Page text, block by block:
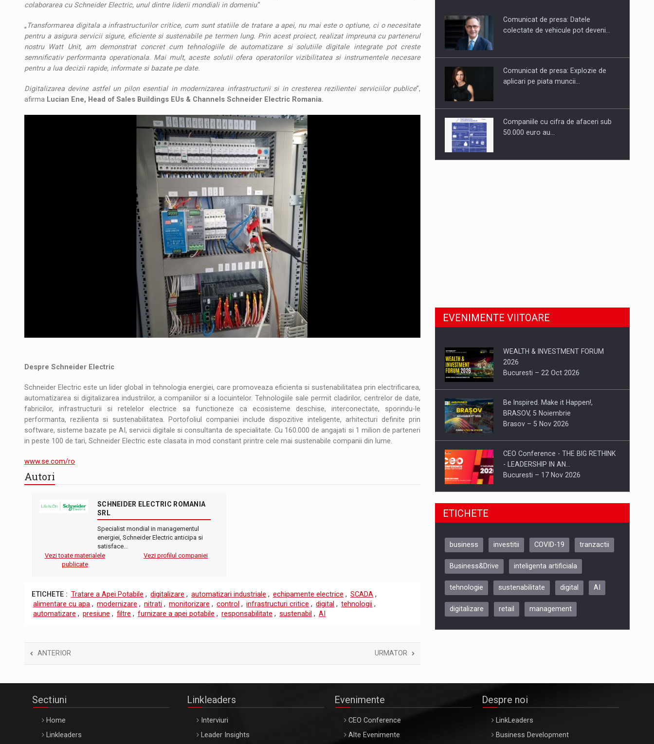
colaborarea cu Schneider Electric, unul dintre liderii mondiali in domeniu.”
„Transformarea digitala a infrastructurilor critice, cum sunt statiile de tratare a apei, nu mai este o optiune, ci o necesitate
pentru a asigura servicii sigure, eficiente si sustenabile pe termen lung. Prin acest proiect, realizat impreuna cu partenerul
nostru Watt Unit, am demonstrat concret cum tehnologiile de automatizare si solutiile digitale integrate pot creste
semnificativ performanta operationala. Mai mult, aceste solutii ofera operatorilor vizibilitatea si instrumentele necesare
pentru a lua decizii rapide, informate si bazate pe date.
Digitalizarea devine astfel un pilon esential in modernizarea infrastructurii si in cresterea rezilientei serviciilor publice”,
afirma Lucian Ene, Head of Sales Buildings EUs & Channels Schneider Electric Romania.
Despre Schneider Electric
Schneider Electric este un lider global in tehnologia energiei, care promoveaza eficienta si sustenabilitatea prin electrificarea,
automatizarea si digitalizarea industriilor, a companiilor si a locuintelor. Tehnologiile sale permit cladirilor, centrelor de date,
fabricilor, infrastructurii si retelelor electrice sa functioneze ca ecosisteme deschise, interconectate, sporindu-le
performanta, rezilienta si sustenabilitatea. Portofoliul companiei include dispozitive inteligente, arhitecturi definite prin
software, sisteme bazate pe AI, servicii digitale si consultanta de specialitate. Cu 160.000 de angajati si 1 milion de parteneri
in peste 100 de tari, Schneider Electric este clasata in mod constant printre cele mai sustenabile companii din lume.
www.se.com/ro
Autori
SCHNEIDER ELECTRIC ROMANIA
SRL
Specialist mondial in managementul
energiei, Schneider Electric anticipa si
satisface…
Vezi toate materialele
publicate
Vezi profilul companiei
ETICHETE : Tratare a Apei Potabile , digitalizare , automatizari industriale , echipamente electrice , SCADA ,
alimentare cu apa , modernizare , nitrati , monitorizare , control , infrastructuri critice , digital , tehnologii ,
automatizare , presiune , filtre , furnizare a apei potabile , responsabilitate , sustenabil , AI
ANTERIOR URMATOR
PUTTING ROMANIAN CORPORATE
Comunicat de presa: Datele
colectate de vehicule pot deveni…
Comunicat de presa: Explozie de
aplicari pe piata muncii…
Companiile cu cifra de afaceri sub
50.000 euro au…
EVENIMENTE VIITOARE
WEALTH & INVESTMENT FORUM
2026
Bucuresti – 22 Oct 2026
Be Inspired. Make it Happen!,
BRASOV, 5 Noiembrie
Brasov – 5 Nov 2026
CEO Conference - THE BIG RETHINK
- LEADERSHIP IN AN…
Bucuresti – 17 Nov 2026
Be Inspired. Make it Happen!, CLUJ, 9
ARTEMIS LETO, ORADEA, 8
Oradea – 8 Oct 2026
ETICHETE
business investitii COVID-19 tranzactii
Business&Drive inteligenta artificiala
tehnologie sustenabilitate digital AI
digitalizare retail management
Sectiuni
Home
Linkleaders
Linkleaders
Interviuri
Leader Insights
Evenimente
CEO Conference
Alte Evenimente
Despre noi
LinkLeaders
Business Development